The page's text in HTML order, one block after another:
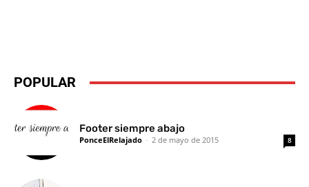
POPULAR
Footer siempre abajo
PonceElRelajado - 2 de mayo de 2015 8